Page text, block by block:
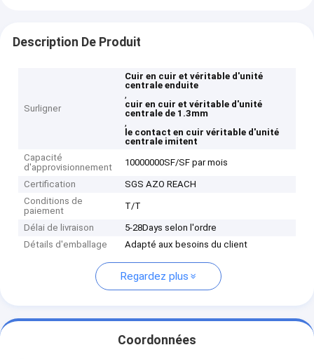
Description De Produit
Surligner
Cuir en cuir et véritable d'unité
centrale enduite
,
cuir en cuir et véritable d'unité
centrale de 1.3mm
,
le contact en cuir véritable d'unité
centrale imitent
Capacité
d'approvisionnement
10000000SF/SF par mois
Certification
SGS AZO REACH
Conditions de
paiement
T/T
Délai de livraison
5-28Days selon l'ordre
Détails d'emballage
Adapté aux besoins du client
Regardez plus
Coordonnées